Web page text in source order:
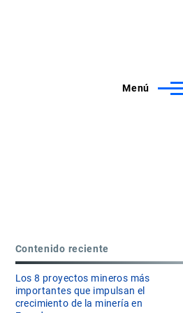
Menú
Contenido reciente
Los 8 proyectos mineros más
importantes que impulsan el
crecimiento de la minería en